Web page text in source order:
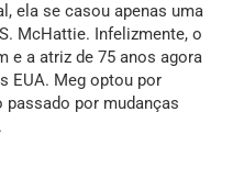
ela se casou apenas uma
McHattie. Infelizmente, o
e a atriz de 75 anos agora
EUA. Meg optou por
passado por mudanças